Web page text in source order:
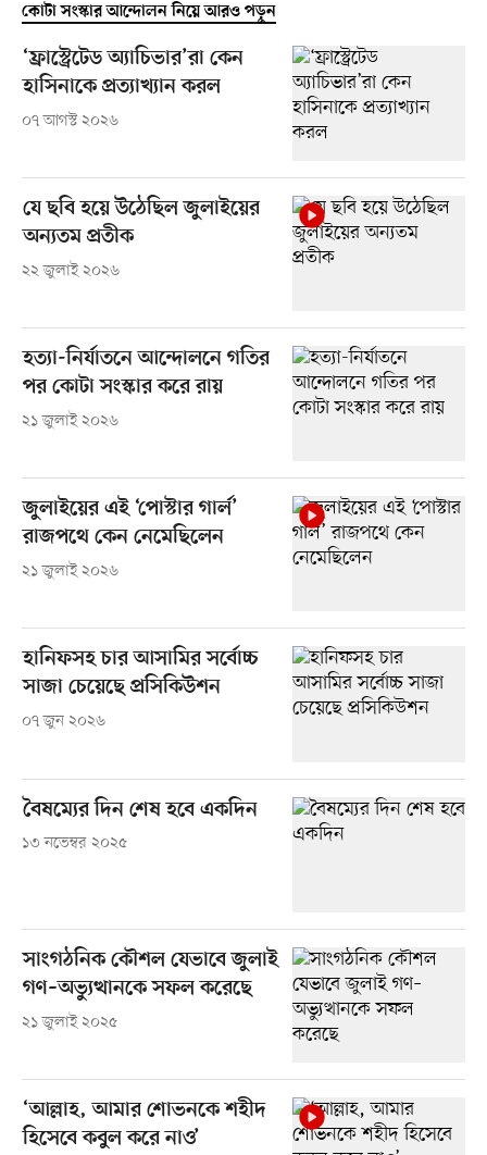
কোটা সংস্কার আন্দোলন নিয়ে আরও পড়ুন
‘ফ্রাস্ট্রেটেড অ্যাচিভার’রা কেন
হাসিনাকে প্রত্যাখ্যান করল
০৭ আগস্ট ২০২৬
যে ছবি হয়ে উঠেছিল জুলাইয়ের
অন্যতম প্রতীক
২২ জুলাই ২০২৬
হত্যা-নির্যাতনে আন্দোলনে গতির
পর কোটা সংস্কার করে রায়
২১ জুলাই ২০২৬
জুলাইয়ের এই ‘পোস্টার গার্ল’
রাজপথে কেন নেমেছিলেন
২১ জুলাই ২০২৬
হানিফসহ চার আসামির সর্বোচ্চ
সাজা চেয়েছে প্রসিকিউশন
০৭ জুন ২০২৬
বৈষম্যের দিন শেষ হবে একদিন
১৩ নভেম্বর ২০২৫
সাংগঠনিক কৌশল যেভাবে জুলাই
গণ–অভ্যুত্থানকে সফল করেছে
২১ জুলাই ২০২৫
‘আল্লাহ, আমার শোভনকে শহীদ
হিসেবে কবুল করে নাও’